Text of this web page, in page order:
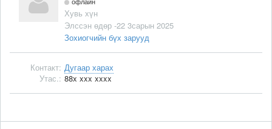
Хувь хүн
Элссэн өдөр -22 3сарын 2025
Зохиогчийн бүх зарууд
Контакт: Дугаар харах
Утас.: 88x xxx xxxx